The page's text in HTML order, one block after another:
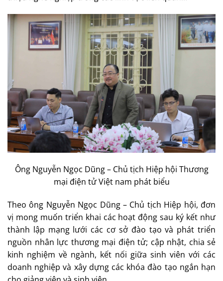
Ông Nguyễn Ngọc Dũng – Chủ tịch Hiệp hội Thương
mại điện tử Việt nam phát biểu
Theo ông Nguyễn Ngọc Dũng – Chủ tịch Hiệp hội, đơn
vị mong muốn triển khai các hoạt động sau ký kết như
thành lập mạng lưới các cơ sở đào tạo và phát triển
nguồn nhân lực thương mại điện tử; cập nhật, chia sẻ
kinh nghiệm về ngành, kết nối giữa sinh viên với các
doanh nghiệp và xây dựng các khóa đào tạo ngắn hạn